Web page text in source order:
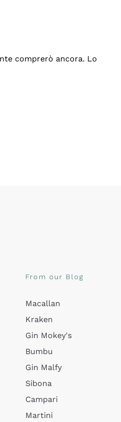
comprerò ancora. Lo
From our Blog
Macallan
Kraken
Gin Mokey's
Bumbu
Gin Malfy
Sibona
Campari
Martini